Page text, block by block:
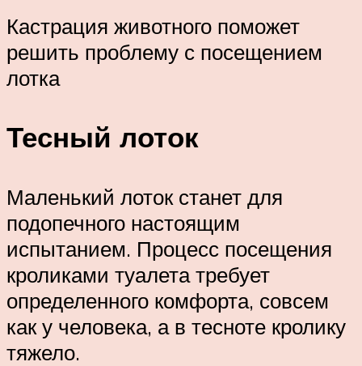
Кастрация животного поможет
решить проблему с посещением
лотка
Тесный лоток
Маленький лоток станет для
подопечного настоящим
испытанием. Процесс посещения
кроликами туалета требует
определенного комфорта, совсем
как у человека, а в тесноте кролику
тяжело.